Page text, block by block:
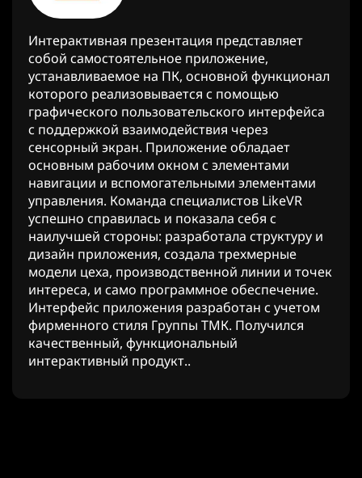
Интерактивная презентация представляет
собой самостоятельное приложение,
устанавливаемое на ПК, основной функционал
которого реализовывается с помощью
графического пользовательского интерфейса
с поддержкой взаимодействия через
сенсорный экран. Приложение обладает
основным рабочим окном с элементами
навигации и вспомогательными элементами
управления. Команда специалистов LikeVR
успешно справилась и показала себя с
наилучшей стороны: разработала структуру и
дизайн приложения, создала трехмерные
модели цеха, производственной линии и точек
интереса, и само программное обеспечение.
Интерфейс приложения разработан с учетом
фирменного стиля Группы ТМК. Получился
качественный, функциональный
интерактивный продукт..